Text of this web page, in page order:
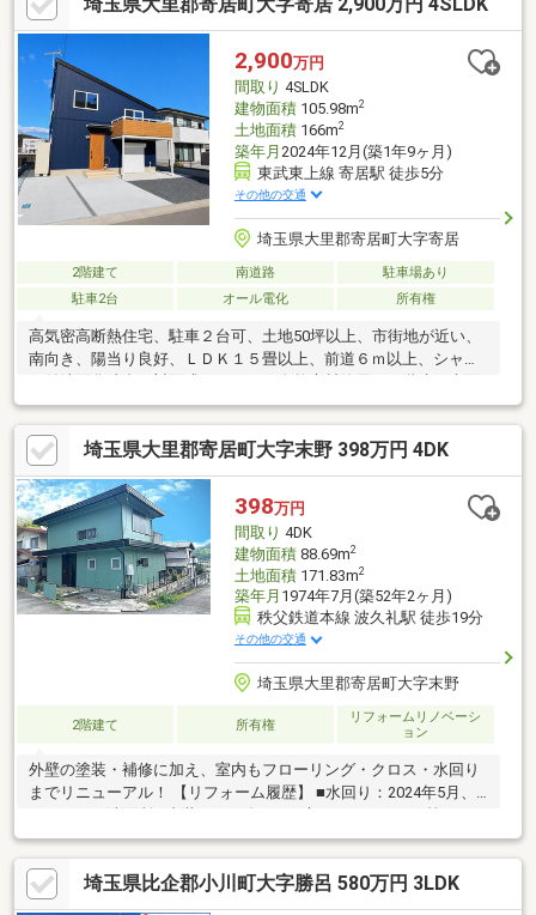
2,900万円
間取り 4SLDK
建物面積105.98m2
土地面積166m2
築年月 2024年12月(築1年9ヶ月)
東武東上線 寄居駅 徒歩5分
その他の交通
埼玉県大里郡寄居町大字寄居
2階建て 南道路
駐車場あり
駐車2台
オール電化 所有権
高気密高断熱住宅、駐車２台可、土地50坪以上、市街地が近い、
南向き、陽当り良好、ＬＤＫ１５畳以上、前道６ｍ以上、シャワ
ー付洗面化粧台、対面式キッチン、自然素材使用、２階建、南面
バルコニー、前面棟無、シャッター車庫、ウォークインクローゼ
ット、ＩＨクッキングヒーター、全居室複層ガラスか複層サッ
シ、オール電化埼玉県大里郡寄居町大字末野 398万円 4DK
398万円
間取り 4DK
建物面積88.69m2
土地面積171.83m2
築年月 1974年7月(築52年2ヶ月)
秩父鉄道本線 波久礼駅 徒歩19分
その他の交通
埼玉県大里郡寄居町大字末野
2階建て 所有権
リフォームリノベーシ
ョン
外壁の塗装・補修に加え、室内もフローリング・クロス・水回り
までリニューアル！ 【リフォーム履歴】 ■水回り：2024年5月、
壁・天井（クロ
埼玉県比企郡小川町大字勝呂 580万円 3LDK